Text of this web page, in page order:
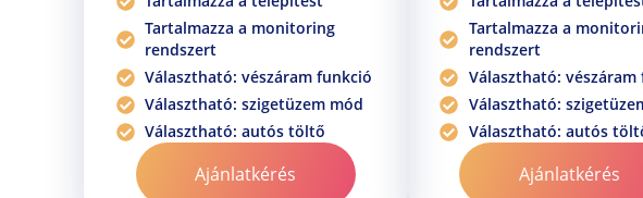
Tartalmazza a monitoring
rendszert
Választható: vészáram funkció
Választható: szigetüzem mód
Választható: autós töltő
Ajánlatkérés
Tartalmazza a
rendszert
Választható: vészáram
Választható:
Választható: autós
Ajánlatkérés